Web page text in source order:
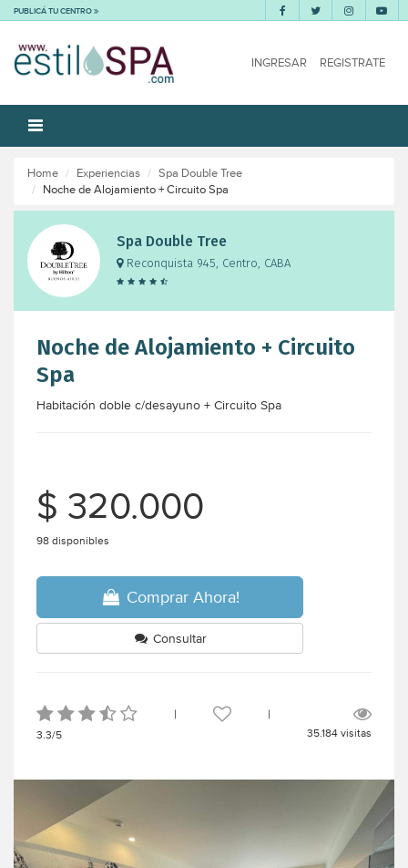
PUBLICÁ TU CENTRO
INGRESAR REGISTRATE
Home Experiencias
Spa Double Tree
Noche de Alojamiento + Circuito Spa
Spa Double Tree
Reconquista 945, Centro, CABA
Noche de Alojamiento + Circuito
Spa
Habitación doble c/desayuno + Circuito Spa
$ 320.000
98 disponibles
Comprar Ahora!
Consultar
3.3/5
| |
35.184 visitas